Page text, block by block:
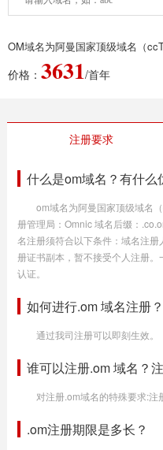
OM域名为阿曼国家顶级域名（
价格： 3631/首年
注册要求
什么是om域名？有什么
om域名为阿曼国家顶级域名
册管理局：Omnic 域名后缀：
名注册须符合以下条件：域名注
册证书副本，暂不接受个人注册
认证。
如何进行.om 域名注册？
通过我司注册可以即刻生效。
谁可以注册.om 域名？
对注册.om域名的特殊要求:注
.om注册期限是多长？